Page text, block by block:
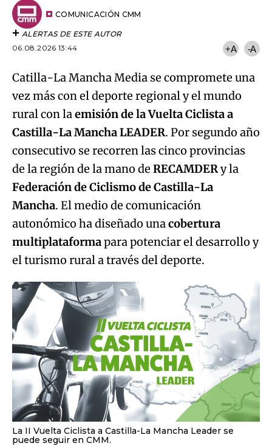
COMUNICACIÓN CMM
ALERTAS DE ESTE AUTOR
06.08.2026 13:44
+A -A
Catilla-La Mancha Media se compromete una
vez más con el deporte regional y el mundo
rural con laemisión de la Vuelta Ciclista a
Castilla-La Mancha LEADER. Por segundo año
consecutivo se recorren las cinco provincias
de la región de la mano de RECAMDERy la
Federación de Ciclismo de Castilla-La
Mancha. El medio de comunicación
autonómico ha diseñado unacobertura
multiplataformapara potenciar el desarrollo y
el turismo rural a través del deporte.
La II Vuelta Ciclista a Castilla-La Mancha Leader se
puede seguir en CMM.